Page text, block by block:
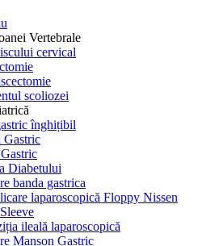
Vertebrale
cervical
scoliozei
înghițibil
Gastric
Diabetului
banda gastrica
laparoscopică Floppy Nissen
ileală laparoscopică
Manșon Gastric